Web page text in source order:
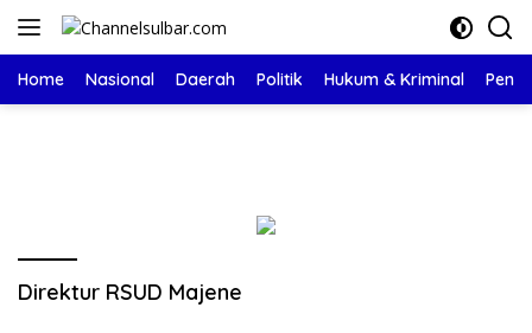
Langsung
Home Nasional Daerah Politik Hukum & Kriminal
Direktur RSUD Majene